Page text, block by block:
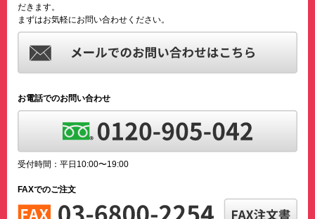
だきます。
まずはお気軽にお問い合わせください。
お電話でのお問い合わせ
受付時間：平日10:00〜19:00
FAXでのご注文